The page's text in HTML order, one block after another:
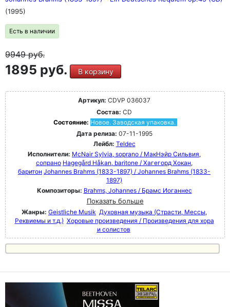
(1995)
Есть в наличии
9949руб.
1895 руб. В корзину
Артикул: CDVP 036037
Состав: CD
Состояние: Новое. Заводская упаковка.
Дата релиза: 07-11-1995
Лейбл: Teldec
Исполнители: McNair Sylvia, soprano / МакНэйр Сильвия,
сопрано Hagegård Håkan, baritone / Хагегорд Хокан,
баритон Johannes Brahms (1833-1897) / Johannes Brahms (1833-
1897)
Композиторы: Brahms, Johannes / Брамс Иоганнес
Показать больше
Жанры: Geistliche Musik Духовная музыка (Страсти, Мессы,
Реквиемы и т.д.) Хоровые произведения / Произведения для хора
и солистов